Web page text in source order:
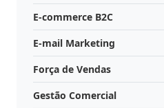
E-commerce B2C
E-mail Marketing
Força de Vendas
Gestão Comercial